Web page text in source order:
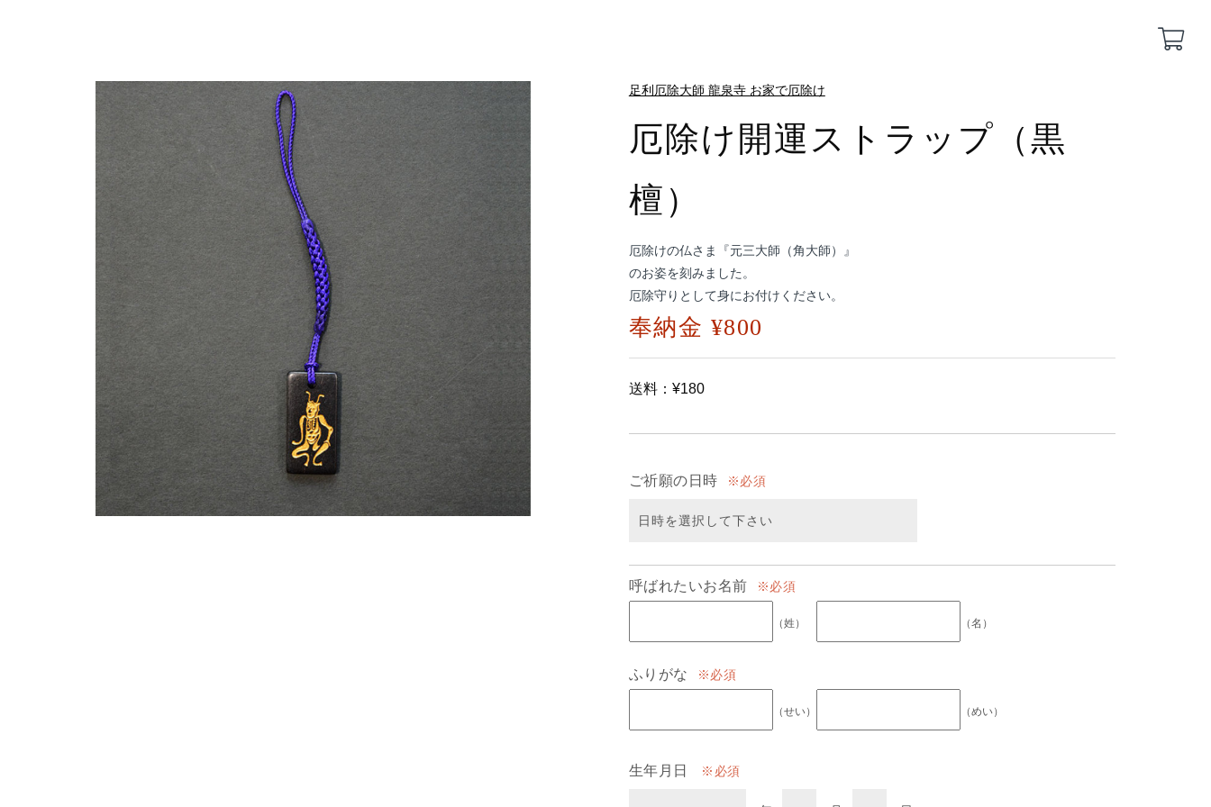
足利厄除大師 龍泉寺 お家で厄除け
厄除け開運ストラップ（黒
檀）
厄除けの仏さま『元三大師（角大師）』
のお姿を刻みました。
厄除守りとして身にお付けください。
奉納金 ¥800
送料：¥180
ご祈願の日時 必須
呼ばれたいお名前 必須
（姓） （名）
ふりがな 必須
（せい） （めい）
生年月日 必須